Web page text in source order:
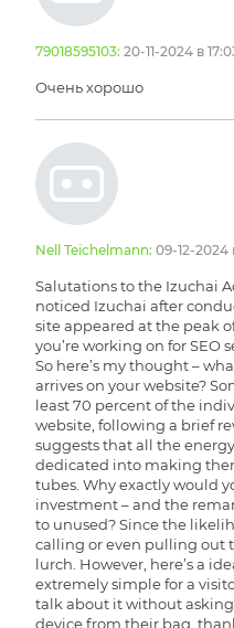
79018595103: 20-11-2024 в
Очень хорошо
Nell Teichelmann: 09-12-2024
Salutations to the Izuchai
noticed Izuchai after
site appeared at the peak
you’re working on for SEO
So here’s my thought –
arrives on your website?
least 70 percent of the
website, following a brief
suggests that all the
dedicated into making
tubes. Why exactly would
investment – and the
to unused? Since the
calling or even pulling out
lurch. However, here’s a
extremely simple for a
talk about it without
device from their bag,